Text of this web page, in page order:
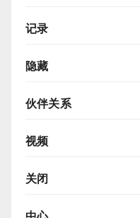
记录
隐藏
伙伴关系
视频
关闭